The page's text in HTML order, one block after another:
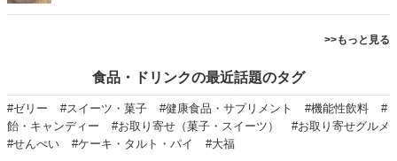
>>もっと見る
食品・ドリンクの最近話題のタグ
#ゼリー #スイーツ・菓子 #健康食品・サプリメント #機能性飲料
#
飴・キャンディー
#お取り寄せ（菓子・スイーツ）
#お取り寄せグルメ
#せんべい
#ケーキ・タルト・パイ #大福